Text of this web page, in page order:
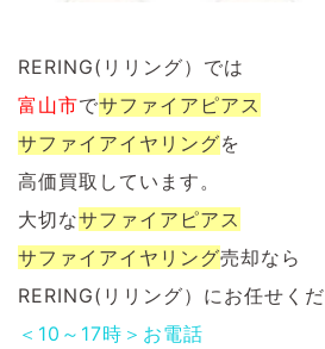
RERING(リリング）では
富山市でサファイアピアス
サファイアイヤリングを
高価買取しています。
大切なサファイアピアス
サファイアイヤリング売却なら
RERING(リリング）にお任せくだ
＜10～17時＞お電話